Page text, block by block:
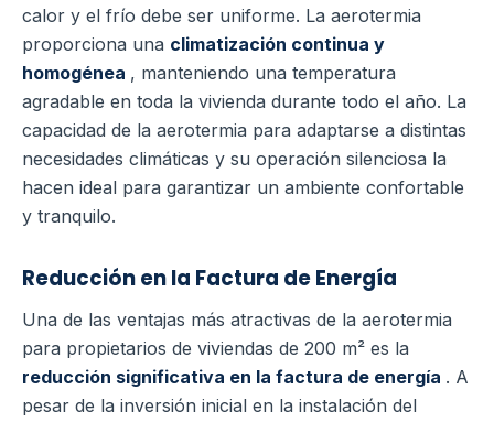
calor y el frío debe ser uniforme. La aerotermia
proporciona una climatización continua y
homogénea , manteniendo una temperatura
agradable en toda la vivienda durante todo el año. La
capacidad de la aerotermia para adaptarse a distintas
necesidades climáticas y su operación silenciosa la
hacen ideal para garantizar un ambiente confortable
y tranquilo.
Reducción en la Factura de Energía
Una de las ventajas más atractivas de la aerotermia
para propietarios de viviendas de 200 m² es la
reducción significativa en la factura de energía . A
pesar de la inversión inicial en la instalación del